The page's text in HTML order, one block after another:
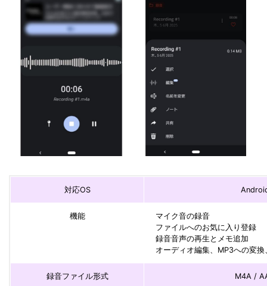
対応OS
機能
マイク音の録音
ファイルへのお気に入り登録
録音音声の再生とメモ追加
オーディオ編集、MP3への変
録音ファイル形式 M4A /